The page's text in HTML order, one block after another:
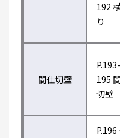
192
り
間仕切壁
P.193-
195
切壁
P.196